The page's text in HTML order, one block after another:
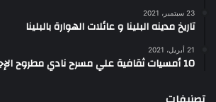
23 سبتمبر، 2021
تاريخ مدينه البلينا و عائلات الهوارة بالبلينا
21 أبريل، 2021
10 أمسيات ثقافية علي مسرح نادي مطروح الإجتماعي في رمضان